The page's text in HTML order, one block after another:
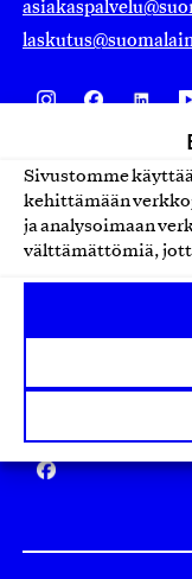
Sivustomme
kehittämään
ja analysoimaan
välttämättömiä,
Avainlippu